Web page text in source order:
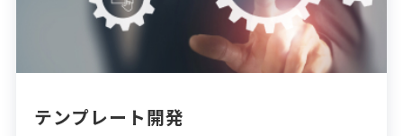
テンプレート開発